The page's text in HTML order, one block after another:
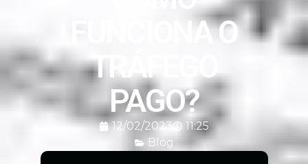
FUNCIONA O
TRÁFEGO
PAGO?
12/02/2023
11:25
Blog